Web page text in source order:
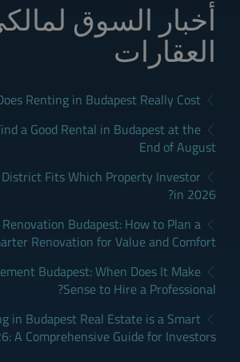
أخبار السوق
العقارات
Renting in Budapest Really Cost?
a Good Rental in Budapest at the
End of August
Fits Which Property Investor
in 2026?
Budapest: How to Plan a
Renovation for Value and Comfort
Budapest: When Does It Make
Sense to Hire a Professional?
in Budapest Real Estate is a Smart
A Comprehensive Guide for Investors